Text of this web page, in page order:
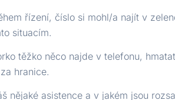
řízení, číslo si mohl/a najít v
situacím.
těžko něco najde v telefonu,
hranice.
nějaké asistence a v jakém jsou